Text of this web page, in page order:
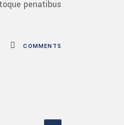
penatibus
COMMENTS